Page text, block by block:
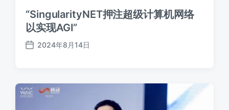
“SingularityNET押注超级计算机网络
以实现AGI”
发
期
2024年8月14日